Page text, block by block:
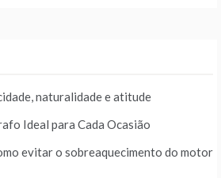
naturalidade e atitude
Ideal para Cada Ocasião
evitar o sobreaquecimento do motor